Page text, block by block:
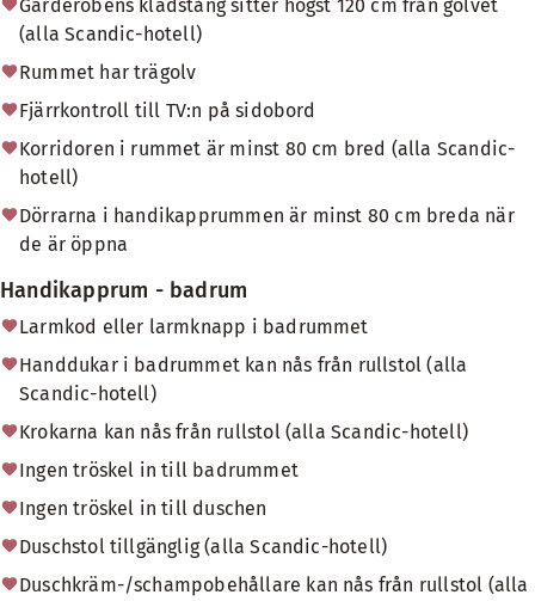
Garderobens klädstång sitter högst 120 cm från golvet
(alla Scandic-hotell)
Rummet har trägolv
Fjärrkontroll till TV:n på sidobord
Korridoren i rummet är minst 80 cm bred (alla Scandic-
hotell)
Dörrarna i handikapprummen är minst 80 cm breda när
de är öppna
Handikapprum - badrum
Larmkod eller larmknapp i badrummet
Handdukar i badrummet kan nås från rullstol (alla
Scandic-hotell)
Krokarna kan nås från rullstol (alla Scandic-hotell)
Ingen tröskel in till badrummet
Ingen tröskel in till duschen
Duschstol tillgänglig (alla Scandic-hotell)
Duschkräm-/schampobehållare kan nås från rullstol (alla